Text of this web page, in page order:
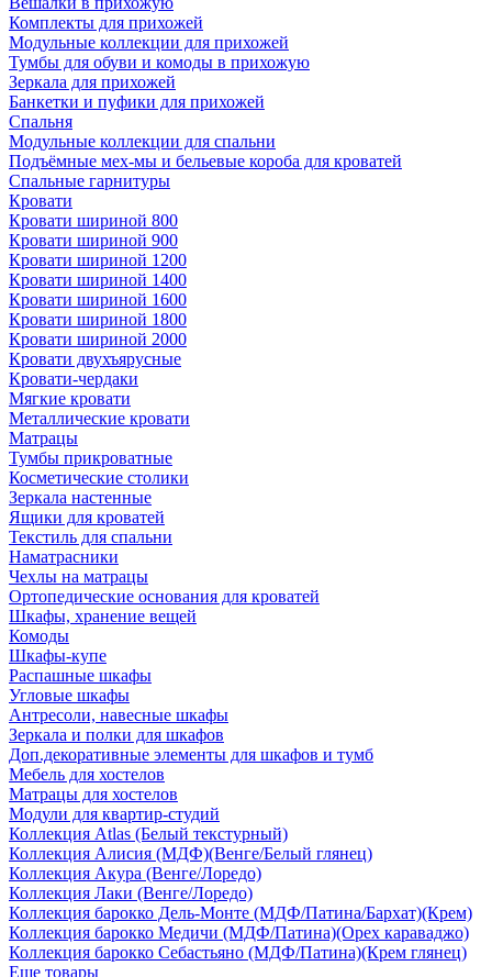
Комплекты для прихожей
Модульные коллекции для прихожей
Тумбы для обуви и комоды в прихожую
Зеркала для прихожей
Банкетки и пуфики для прихожей
Спальня
Модульные коллекции для спальни
Подъёмные мех-мы и бельевые короба для кроватей
Спальные гарнитуры
Кровати
Кровати шириной 800
Кровати шириной 900
Кровати шириной 1200
Кровати шириной 1400
Кровати шириной 1600
Кровати шириной 1800
Кровати шириной 2000
Кровати двухъярусные
Кровати-чердаки
Мягкие кровати
Металлические кровати
Матрацы
Тумбы прикроватные
Косметические столики
Зеркала настенные
Ящики для кроватей
Текстиль для спальни
Наматрасники
Чехлы на матрацы
Ортопедические основания для кроватей
Шкафы, хранение вещей
Комоды
Шкафы-купе
Распашные шкафы
Угловые шкафы
Антресоли, навесные шкафы
Зеркала и полки для шкафов
Доп.декоративные элементы для шкафов и тумб
Мебель для хостелов
Матрацы для хостелов
Модули для квартир-студий
Коллекция Atlas (Белый текстурный)
Коллекция Алисия (МДФ)(Венге/Белый глянец)
Коллекция Акура (Венге/Лоредо)
Коллекция Лаки (Венге/Лоредо)
Коллекция барокко Дель-Монте (МДФ/Патина/Бархат)(Крем)
Коллекция барокко Медичи (МДФ/Патина)(Орех караваджо)
Коллекция барокко Себастьяно (МДФ/Патина)(Крем глянец)
Еще товары